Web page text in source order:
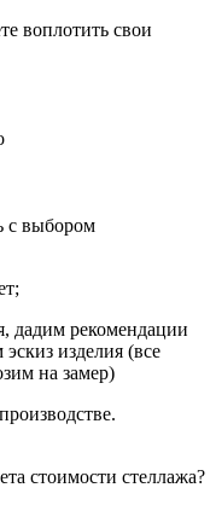
воплотить свои
с выбором
дадим рекомендации
изделия (все
на замер)
стоимости cтеллажа?